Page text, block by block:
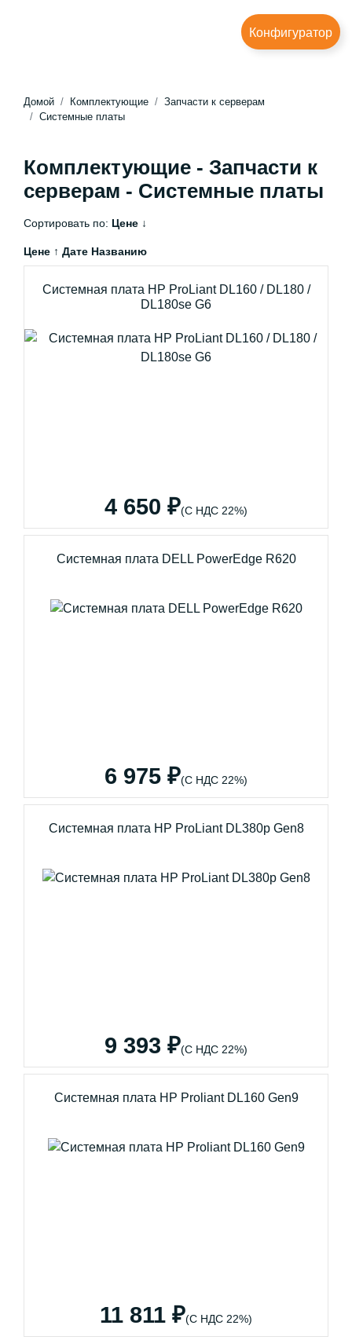
Конфигуратор
Домой Комплектующие
Запчасти к серверам
Системные платы
Комплектующие - Запчасти к
серверам - Системные платы
Сортировать по: Цене ↓
Цене ↑ Дате Названию
Системная плата HP ProLiant DL160 / DL180 /
DL180se G6
4 650 ₽(С НДС 22%)
Системная плата DELL PowerEdge R620
6 975 ₽(С НДС 22%)
Системная плата HP ProLiant DL380p Gen8
9 393 ₽(С НДС 22%)
Системная плата HP Proliant DL160 Gen9
11 811 ₽(С НДС 22%)